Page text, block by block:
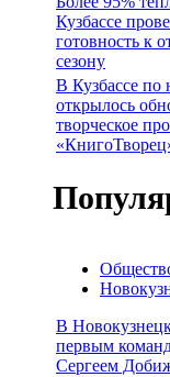
Кузбассе
готовность к
сезону
В Кузбассе по
открылось
творческое
В
первым
Сергеем